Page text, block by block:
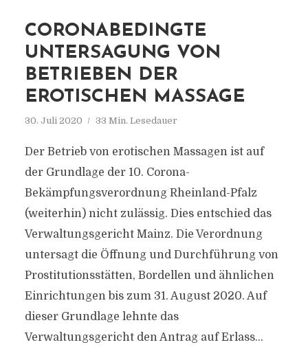
CORONABEDINGTE
UNTERSAGUNG VON
BETRIEBEN DER
EROTISCHEN MASSAGE
30. Juli 2020 33 Min. Lesedauer
Der Betrieb von erotischen Massagen ist auf
der Grundlage der 10. Corona-
Bekämpfungsverordnung Rheinland-Pfalz
(weiterhin) nicht zulässig. Dies entschied das
Verwaltungsgericht Mainz. Die Verordnung
untersagt die Öffnung und Durchführung von
Prostitutionsstätten, Bordellen und ähnlichen
Einrichtungen bis zum 31. August 2020. Auf
dieser Grundlage lehnte das
Verwaltungsgericht den Antrag auf Erlass...